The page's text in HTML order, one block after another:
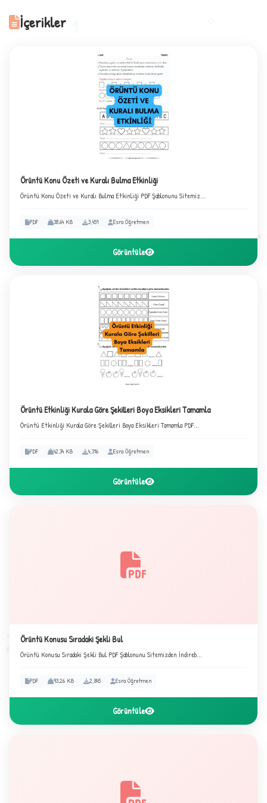
İçerikler
Örüntü Konu Özeti ve Kuralı Bulma Etkinliği
Örüntü Konu Özeti ve Kuralı Bulma Etkinliği PDF Şablonunu Sitemiz...
PDF 38.64 KB 3,451 Esra Öğretmen
Görüntüle
Örüntü Etkinliği Kurala Göre Şekilleri Boya Eksikleri Tamamla
Örüntü Etkinliği Kurala Göre Şekilleri Boya Eksikleri Tamamla PDF...
PDF 42.34 KB 4,316 Esra Öğretmen
Görüntüle
Örüntü Konusu Sıradaki Şekli Bul
Örüntü Konusu Sıradaki Şekli Bul PDF Şablonunu Sitemizden İndireb...
PDF 93.26 KB 2,845 Esra Öğretmen
Görüntüle